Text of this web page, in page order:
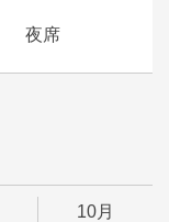
夜席
10月